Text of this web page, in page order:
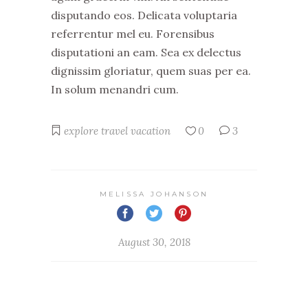
disputando eos. Delicata voluptaria
referrentur mel eu. Forensibus
disputationi an eam. Sea ex delectus
dignissim gloriatur, quem suas per ea.
In solum menandri cum.
explore travel vacation 0 3
MELISSA JOHANSON
August 30, 2018